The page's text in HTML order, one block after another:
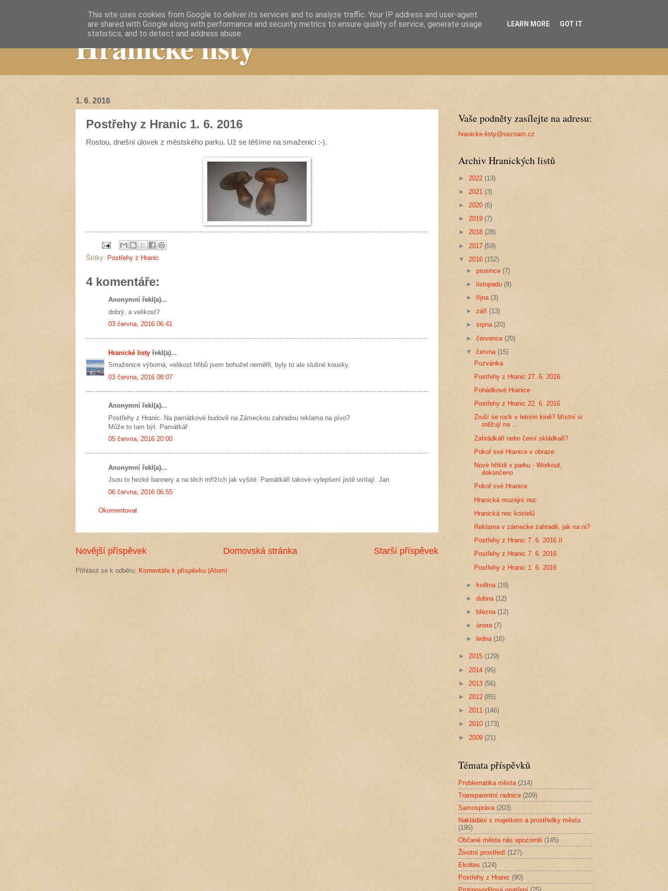
Hranické listy
1. 6. 2016
Postřehy z Hranic 1. 6. 2016
Rostou, dnešní úlovek z městského parku. Už se těšíme na smaženici :-).
Štítky: Postřehy z Hranic
4 komentáře:
Anonymní řekl(a)...
dobrý, a velikost?
03 června, 2016 06:41
Hranické listy řekl(a)...
Smaženice výborná, velikost hřibů jsem bohužel neměřil, byly to ale slušné kousky.
03 června, 2016 08:07
Anonymní řekl(a)...
Postřehy z Hranic. Na památkové budově na Zámeckou zahradou reklama na pívo?
Může to tam být. Památkář
05 června, 2016 20:00
Anonymní řekl(a)...
Jsou to hezké bannery a na těch mřížích jak vyšité. Památkáři takové vylepšení jistě uvítají. Jan
06 června, 2016 06:55
Okomentovat
Novější příspěvek Starší příspěvek
Domovská stránka
Přihlásit se k odběru: Komentáře k příspěvku (Atom)
Vaše podněty zasílejte na adresu:
hranicke-listy@seznam.cz
Archiv Hranických listů
► 2022 (13)
► 2021 (3)
► 2020 (6)
► 2019 (7)
► 2018 (28)
► 2017 (59)
▼ 2016 (152)
►prosince(7)
►
listopadu (8)
►října(3)
►září (13)
►srpna(20)
►července(20)
▼června(15)
Pozvánka
Postřehy z Hranic 27. 6. 2016
Pohádkové Hranice
Postřehy z Hranic 22. 6. 2016
Zruší se rock v letním kině? Místní si
stěžují na ...
Zahrádkáři nebo černí skládkaři?
Pokoř své Hranice v obraze
Nové hřiště v parku - Workout,
dokončeno
Pokoř své Hranice
Hranická muzejní noc
Hranická noc kostelů
Reklama v zámecké zahradě, jak na ni?
Postřehy z Hranic 7. 6. 2016 II
Postřehy z Hranic 7. 6. 2016
Postřehy z Hranic 1. 6. 2016
►května (19)
►dubna(12)
►
března(12)
►února(7)
►
ledna(16)
► 2015 (129)
► 2014 (95)
► 2013 (56)
► 2012 (85)
► 2011 (146)
► 2010 (173)
► 2009 (21)
Témata příspěvků
Problematika města (214)
Transparentní radnice (209)
Samospráva (203)
Nakládání s majetkem a prostředky města
(195)
Občané města nás upozornili (145)
Životní prostředí (127)
Ekoltes (124)
Postřehy z Hranic (90)
This site uses cookies from Google to deliver its services and to analyze traffic. Your IP address and user-agent
are shared with Google along with performance and security metrics to ensure quality of service, generate usage
statistics, and to detect and address abuse.
LEARN MORE GOT IT